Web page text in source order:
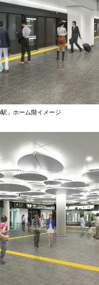
駅」ホーム階イメージ